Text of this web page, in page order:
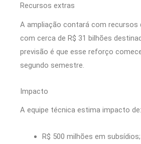
Recursos extras
A ampliação contará com recursos
com cerca de R$ 31 bilhões
previsão é que esse reforço
segundo semestre.
Impacto
A equipe técnica estima impacto de:
R$ 500 milhões em subsídios;